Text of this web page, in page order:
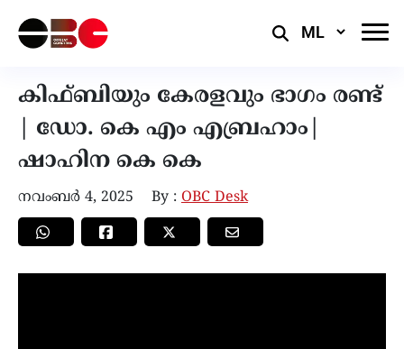
Select
കിഫ്‌ബിയും കേരളവും ഭാഗം രണ്ട്
| ഡോ. കെ എം എബ്രഹാം|
ഷാഹിന കെ കെ
നവംബർ 4, 2025 By : OBC Desk